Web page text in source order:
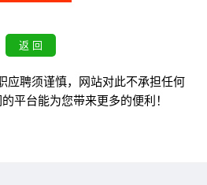
应聘须谨慎，网站对此不承担任何
平台能为您带来更多的便利！